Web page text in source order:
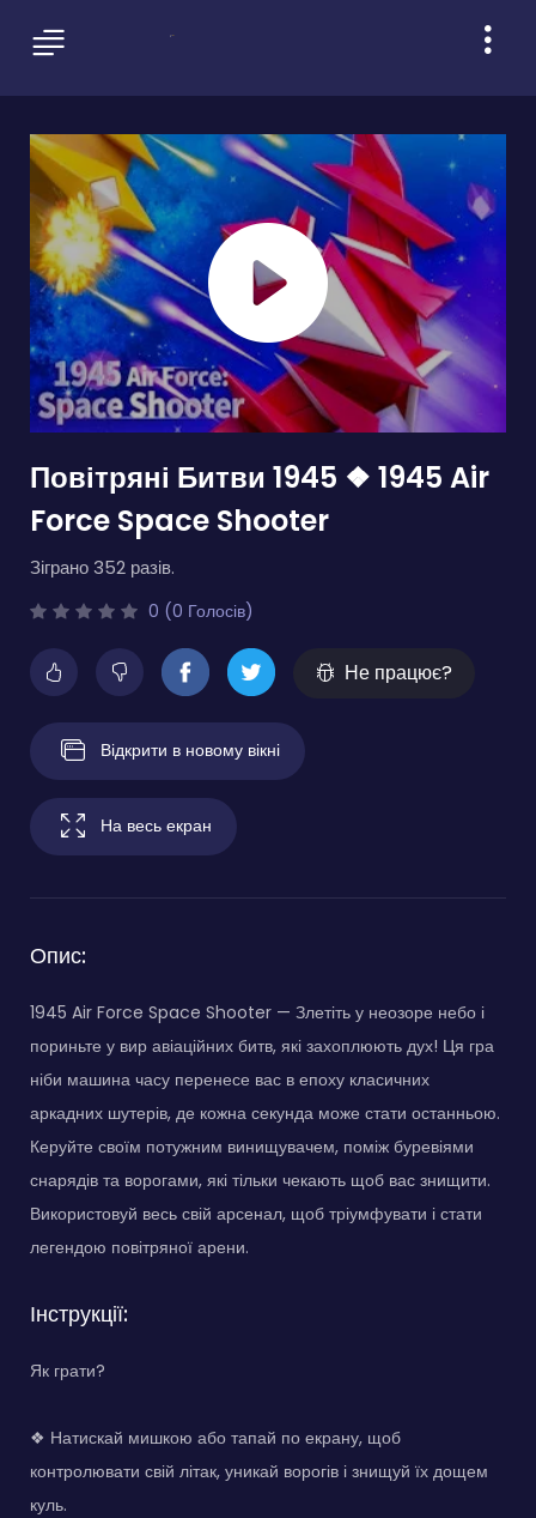
Повітряні Битви 1945 ❖ 1945 Air
Force Space Shooter
Зіграно 352 разів.
0 (0 Голосів)
Не працює?
Відкрити в новому вікні
На весь екран
Опис:
1945 Air Force Space Shooter — Злетіть у неозоре небо і
пориньте у вир авіаційних битв, які захоплюють дух! Ця гра
ніби машина часу перенесе вас в епоху класичних
аркадних шутерів, де кожна секунда може стати останньою.
Керуйте своїм потужним винищувачем, поміж буревіями
снарядів та ворогами, які тільки чекають щоб вас знищити.
Використовуй весь свій арсенал, щоб тріумфувати і стати
легендою повітряної арени.
Інструкції:
Як грати?
❖ Натискай мишкою або тапай по екрану, щоб
контролювати свій літак, уникай ворогів і знищуй їх дощем
куль.